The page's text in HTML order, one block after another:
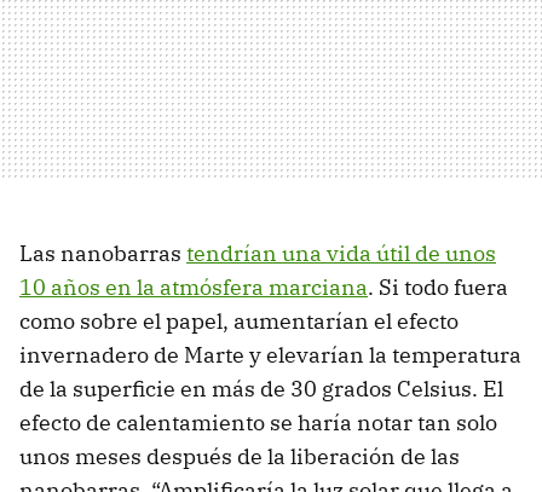
Las nanobarras tendrían una vida útil de unos
10 años en la atmósfera marciana. Si todo fuera
como sobre el papel, aumentarían el efecto
invernadero de Marte y elevarían la temperatura
de la superficie en más de 30 grados Celsius. El
efecto de calentamiento se haría notar tan solo
unos meses después de la liberación de las